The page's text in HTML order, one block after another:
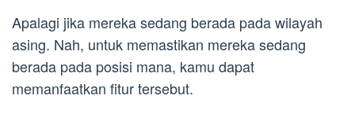
Apalagi jika mereka sedang berada pada wilayah
asing. Nah, untuk memastikan mereka sedang
berada pada posisi mana, kamu dapat
memanfaatkan fitur tersebut.